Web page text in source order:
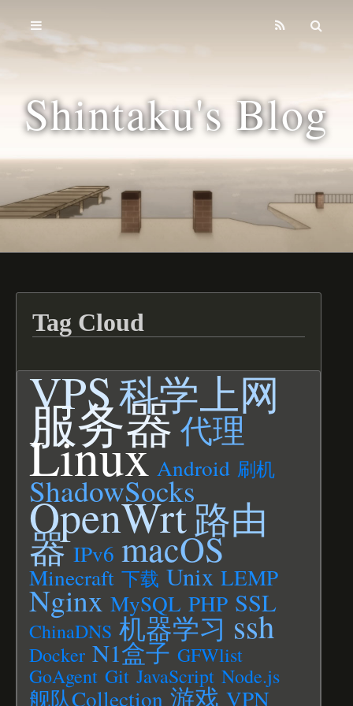
Shintaku's Blog
Tag Cloud
VPS科学上网
服务器代理
Linux Android 刷机
ShadowSocks
OpenWrt路由
器 IPv6 macOS
Minecraft 下载 Unix LEMP
Nginx MySQL PHP SSL
ChinaDNS 机器学习 ssh
Docker N1盒子 GFWlist
GoAgent Git JavaScript Node.js
舰队Collection 游戏 VPN
Home
Archives